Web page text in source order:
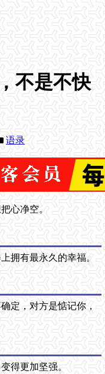
不是不快
语录
心净空。
拥有最永久的幸福。
定，对方是惦记你，
得更加坚强。